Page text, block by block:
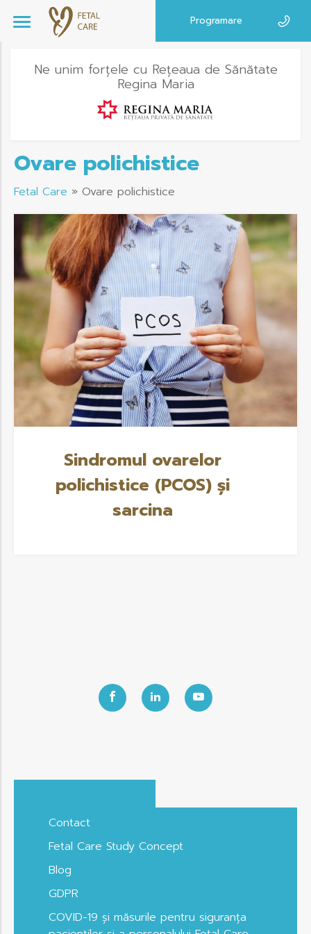
Programare
Ne unim forțele cu Rețeaua de Sănătate
Regina Maria
Ovare polichistice
Fetal Care » Ovare polichistice
Sindromul ovarelor
polichistice (PCOS) și
sarcina
Contact
Fetal Care Study Concept
Blog
GDPR
COVID-19 și măsurile pentru siguranța